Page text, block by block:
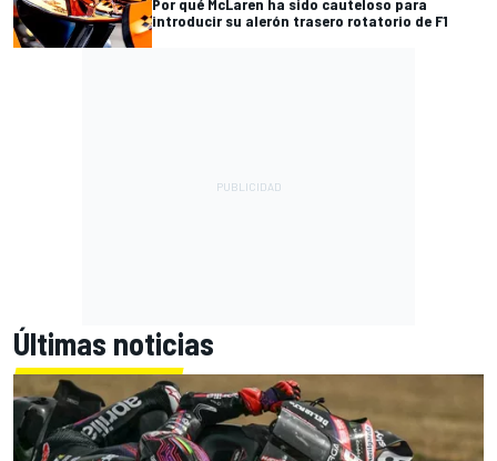
Por qué McLaren ha sido cauteloso para
introducir su alerón trasero rotatorio de F1
Últimas noticias